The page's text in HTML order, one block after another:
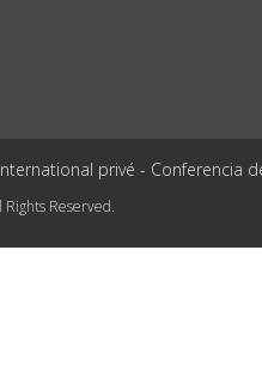
privé - Conferencia
Reserved.